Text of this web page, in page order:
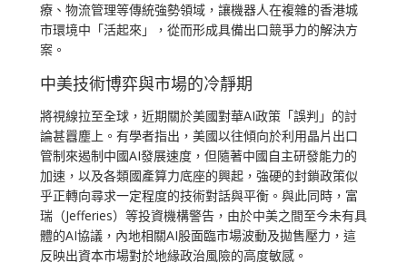
療、物流管理等傳統強勢領域，讓機器人在複雜的香港城
市環境中「活起來」，從而形成具備出口競爭力的解決方
案。
中美技術博弈與市場的冷靜期
將視線拉至全球，近期關於美國對華AI政策「誤判」的討
論甚囂塵上。有學者指出，美國以往傾向於利用晶片出口
管制來遏制中國AI發展速度，但隨著中國自主研發能力的
加速，以及各類國產算力底座的興起，強硬的封鎖政策似
乎正轉向尋求一定程度的技術對話與平衡。與此同時，富
瑞（Jefferies）等投資機構警告，由於中美之間至今未有具
體的AI協議，內地相關AI股面臨市場波動及拋售壓力，這
反映出資本市場對於地緣政治風險的高度敏感。